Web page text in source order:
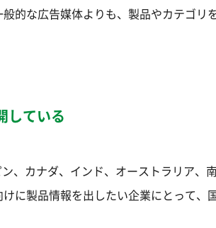
的な広告媒体よりも、製品やカテゴリ
している
、カナダ、インド、オーストラリア、
に製品情報を出したい企業にとって、